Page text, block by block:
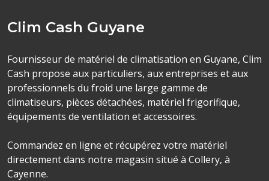
Clim Cash Guyane
Fournisseur de matériel de climatisation en Guyane, Clim
Cash propose aux particuliers, aux entreprises et aux
professionnels du froid une large gamme de
climatiseurs, pièces détachées, matériel frigorifique,
équipements de ventilation et accessoires.
Commandez en ligne et récupérez votre matériel
directement dans notre magasin situé à Collery, à
Cayenne.